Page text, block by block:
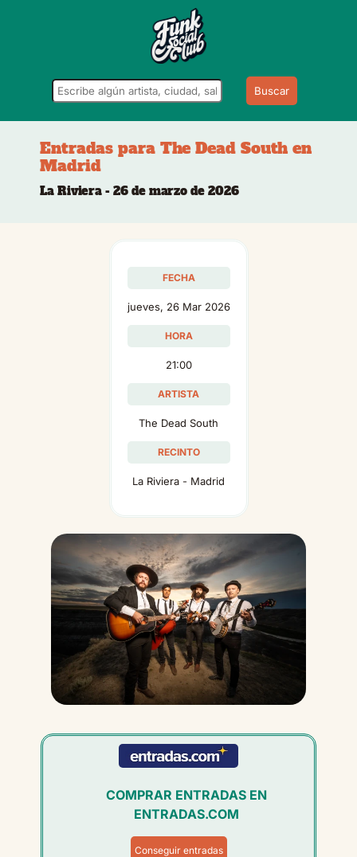
Buscar
Entradas para The Dead South en
Madrid
La Riviera - 26 de marzo de 2026
FECHA
jueves, 26 Mar 2026
HORA
21:00
ARTISTA
The Dead South
RECINTO
La Riviera - Madrid
COMPRAR ENTRADAS EN
ENTRADAS.COM
Conseguir entradas